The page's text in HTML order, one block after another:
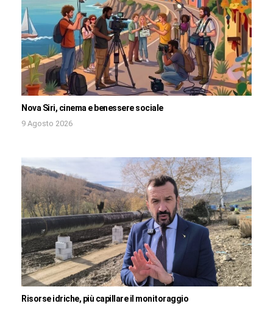
Nova Siri, cinema e benessere sociale
9 Agosto 2026
Risorse idriche, più capillare il monitoraggio